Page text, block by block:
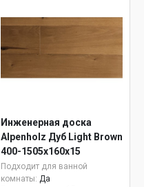
Инженерная доска
Alpenholz Дуб Light Brown
400-1505х160х15
Подходит для ванной
комнаты: Да